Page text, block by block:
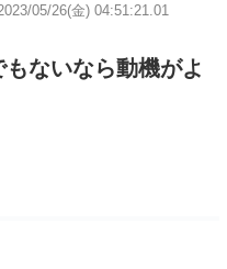
05/26(金) 04:51:21.01
ないなら動機がよ